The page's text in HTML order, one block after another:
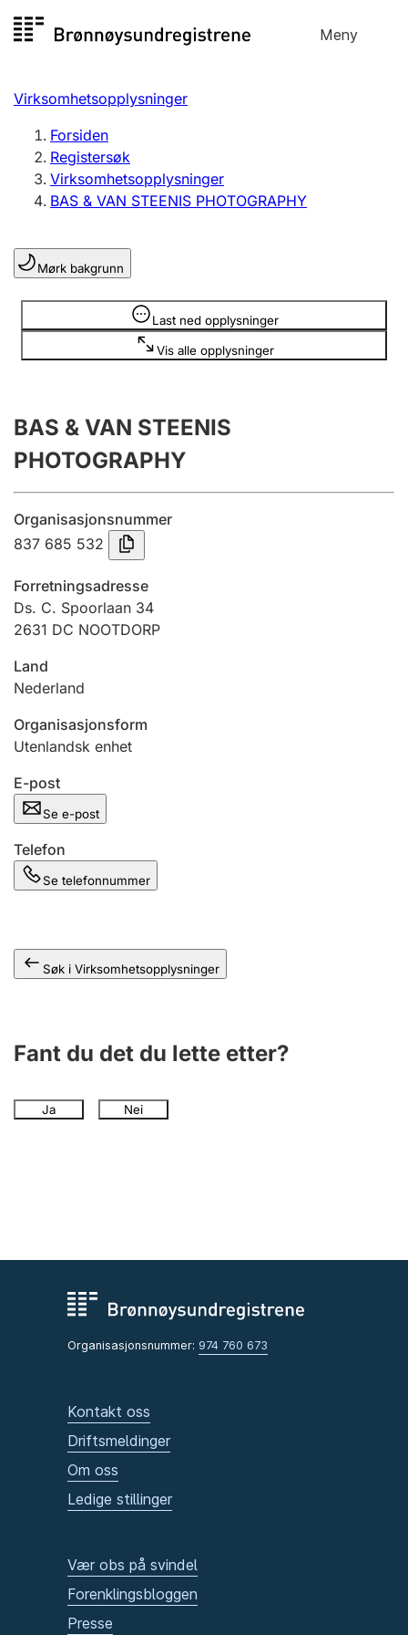
til
Meny
Registersøk
Aksjeselskap
Enkeltpersonforetak
Registrere, endre, slette
Lag og forening
Registrere, endre, slette
Årsregnskap
Innsending og forsinkelsesgebyr
Tinglysing
Jeger
Betaling og jegeravgiftskort
Ektepaktveileder
Andre tema
Virksomhetsopplysninger
Forsiden
Registersøk
Virksomhetsopplysninger
BAS & VAN STEENIS PHOTOGRAPHY
Mørk bakgrunn
Last ned opplysninger
Vis alle opplysninger
Opplysninger er skjult
BAS & VAN STEENIS
PHOTOGRAPHY
Organisasjonsnummer
837 685 532
Forretningsadresse
Ds. C. Spoorlaan 34
2631 DC NOOTDORP
Land
Nederland
Organisasjonsform
Utenlandsk enhet
E-post
Se e-post
Telefon
Se telefonnummer
Søk i Virksomhetsopplysninger
Fant du det du lette etter?
Ja Nei
Organisasjonsnummer: 974 760 673
Kontakt oss
Driftsmeldinger
Om oss
Ledige stillinger
Vær obs på svindel
Forenklingsbloggen
Presse